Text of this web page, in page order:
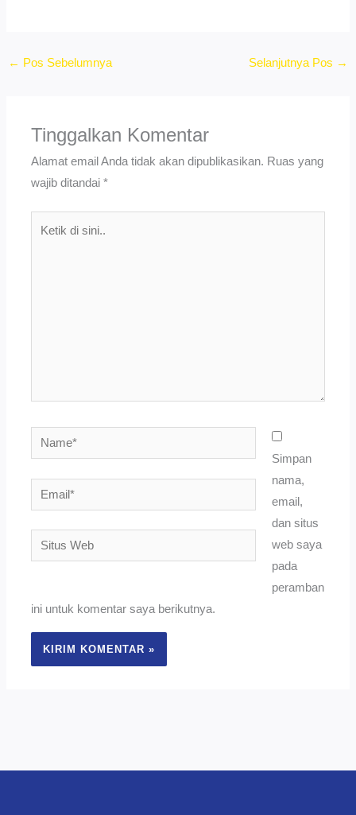
← Pos Sebelumnya Selanjutnya Pos →
Tinggalkan Komentar
Alamat email Anda tidak akan dipublikasikan. Ruas yang
wajib ditandai*
Name*
Email*
Situs
Web
Simpan
nama,
email,
dan situs
web saya
pada
peramban
ini untuk komentar saya berikutnya.